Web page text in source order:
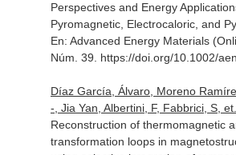
Perspectives and Energy
Pyromagnetic, Electrocaloric, and
En: Advanced Energy Materials
Núm. 39. https://doi.org/10.1002/
Díaz García, Álvaro, Moreno
-, Jia Yan, Albertini, F, Fabbrici, S,
Reconstruction of thermomagnetic
transformation loops in